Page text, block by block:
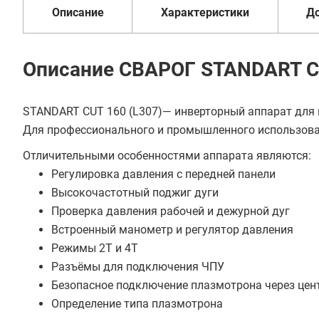
Купить в 1 клик
мес
Описание Характеристики
Описание СВАРОГ STANDART
STANDART CUT 160 (L307)— инверторный аппарат
Для профессионального и промышленного
Отличительными особенностями аппарата являются:
Регулировка давления с передней панели
Высокочастотный поджиг дуги
Проверка давления рабочей и дежурной дуг
Встроенный манометр и регулятор давления
Режимы 2Т и 4Т
Разъёмы для подключения ЧПУ
Безопасное подключение плазмотрона через
Определение типа плазмотрона